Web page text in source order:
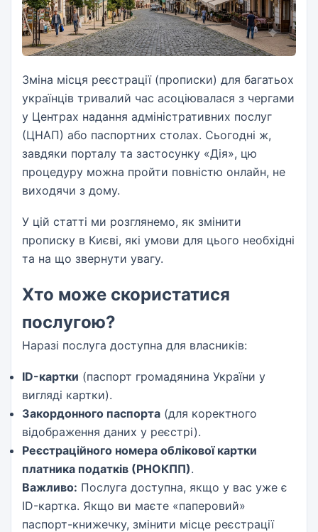
Зміна місця реєстрації (прописки) для багатьох
українців тривалий час асоціювалася з чергами
у Центрах надання адміністративних послуг
(ЦНАП) або паспортних столах. Сьогодні ж,
завдяки порталу та застосунку «Дія», цю
процедуру можна пройти повністю онлайн, не
виходячи з дому.
У цій статті ми розглянемо, як змінити
прописку в Києві, які умови для цього необхідні
та на що звернути увагу.
Хто може скористатися
послугою?
Наразі послуга доступна для власників:
ID-картки (паспорт громадянина України у
вигляді картки).
Закордонного паспорта (для коректного
відображення даних у реєстрі).
Реєстраційного номера облікової картки
платника податків (РНОКПП).
Важливо: Послуга доступна, якщо у вас уже є
ID-картка. Якщо ви маєте «паперовий»
паспорт-книжечку, змінити місце реєстрації